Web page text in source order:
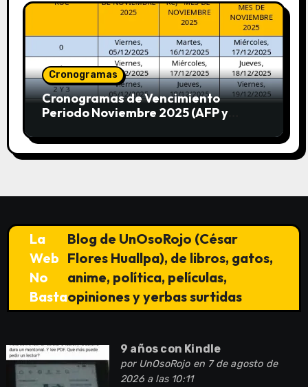
Cronogramas
Cronogramas de Vencimiento
Periodo Noviembre 2025 (AFP y
La
Web
No
Basta
Blog de UnOsoRojo (César
Flores Huallpa), de libros, gatos,
anime, política, películas,
opiniones y yerbas surtidas
9 años con Kindle
por UnOsoRojoen 7 de agosto de
2026 a las 10:11